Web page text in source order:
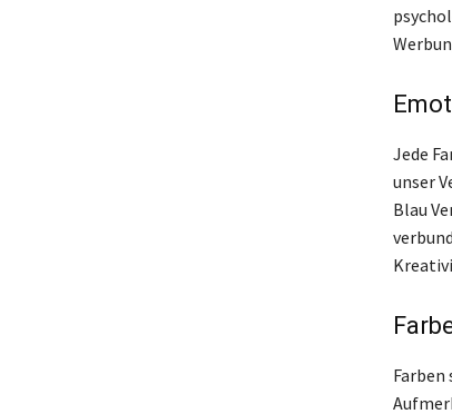
Jede
unser
Blau
Farben